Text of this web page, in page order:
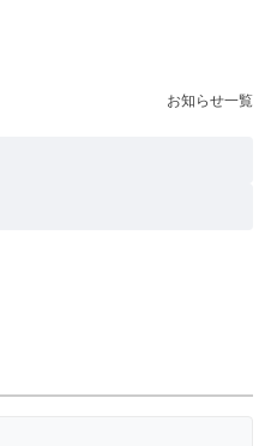
お知らせ一覧